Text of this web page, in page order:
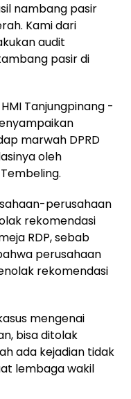
nambang pasir
Kami dari
audit
pasir di
Tanjungpinang -
marwah DPRD
oleh
perusahaan
rekomendasi
RDP, sebab
perusahaan
rekomendasi
mengenai
bisa ditolak
ada kejadian tidak
lembaga wakil